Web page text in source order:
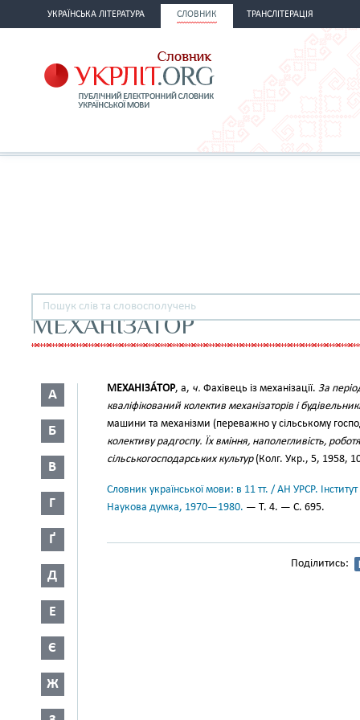
УКРАЇНСЬКА ЛІТЕРАТУРА СЛОВНИК ТРАНСЛІТЕРАЦІЯ
МЕХАНІЗАТОР
А
Б
В
Г
Ґ
Д
Е
Є
Ж
МЕХАНІЗА́ТОР, а, ч. Фахівець із механізації. За
кваліфікований колектив механізаторів і
машини та механізми (переважно у сільському
колективу радгоспу. Їх вміння, наполегливість,
сільськогосподарських культур(Колг. Укр., 5, 1958,
Словник української мови: в 11 тт. / АН УРСР.
Наукова думка, 1970—1980. — Т. 4. — С. 695.
Поділитись: